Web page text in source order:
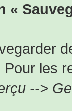
«
les
-->